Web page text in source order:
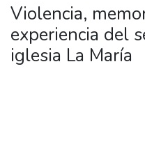
Violencia,
experiencia del
iglesia La María